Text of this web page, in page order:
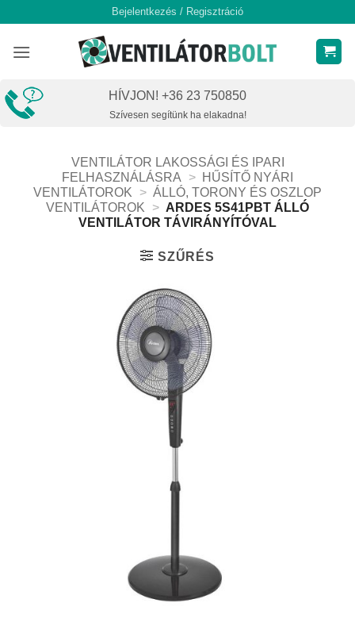
content
Bejelentkezés / Regisztráció
HÍVJON! +36 23 750850
Szívesen segítünk ha elakadna!
VENTILÁTOR LAKOSSÁGI ÉS IPARI
FELHASZNÁLÁSRA
>
HŰSÍTŐ NYÁRI
VENTILÁTOROK
> ÁLLÓ, TORONY ÉS OSZLOP
VENTILÁTOROK
> ARDES 5S41PBT ÁLLÓ
VENTILÁTOR TÁVIRÁNYÍTÓVAL
SZŰRÉS